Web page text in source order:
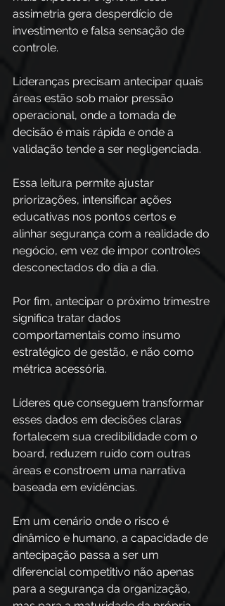
assimetria gera desperdício de
investimento e falsa sensação de
controle.
Lideranças precisam antecipar quais
áreas estão sob maior pressão
operacional, onde a tomada de
decisão é mais rápida e onde a
validação tende a ser negligenciada.
Essa leitura permite ajustar
priorizações, intensificar ações
educativas nos pontos certos e
alinhar segurança com a realidade do
negócio, em vez de impor controles
desconectados do dia a dia.
Por fim, antecipar o próximo trimestre
significa tratar dados
comportamentais como insumo
estratégico de gestão, e não como
métrica acessória.
Líderes que conseguem transformar
esses dados em decisões claras
fortalecem sua credibilidade com o
board, reduzem ruído com outras
áreas e constroem uma narrativa
baseada em evidências.
Em um cenário onde o risco é
dinâmico e humano, a capacidade de
antecipação passa a ser um
diferencial competitivo não apenas
para a segurança da organização,